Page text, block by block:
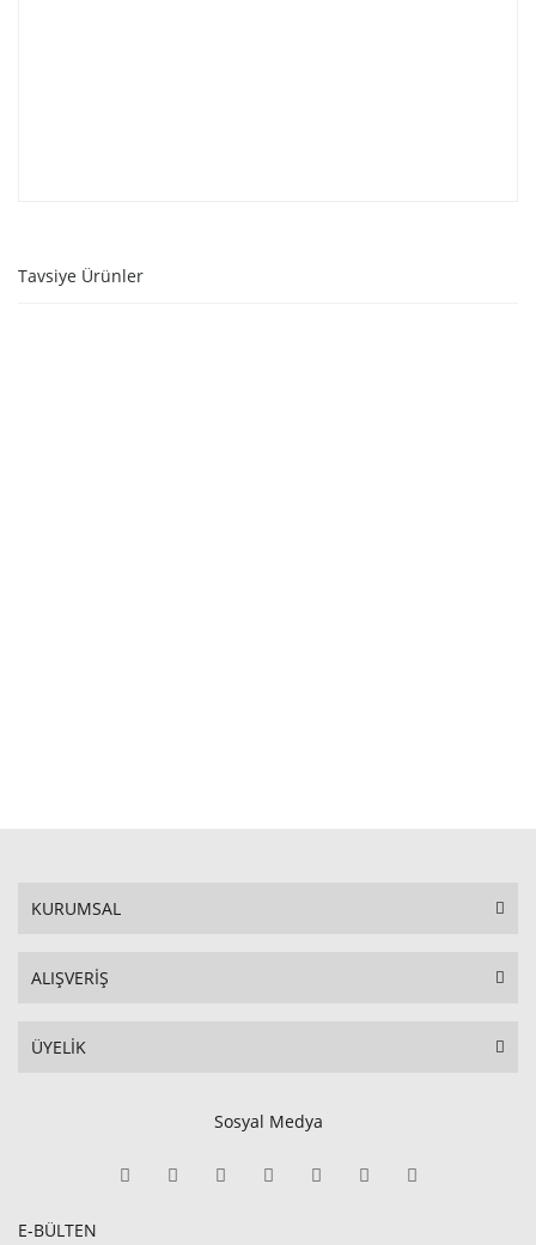
Tavsiye Ürünler
KURUMSAL
ALIŞVERİŞ
ÜYELİK
Sosyal Medya
E-BÜLTEN